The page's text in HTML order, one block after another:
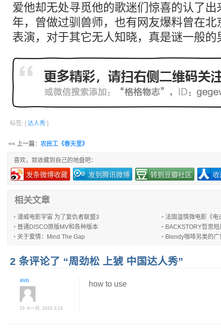
爱他却无处寻觅他的歌迷们惊喜的认了
年，曾做过驯兽师，也有网友爆料曾在
表演，对于其它无人知晓，真是谜一般的
标签: [ 达人秀 ]
<< 上一篇： 农民工《春天里》
喜欢，就收藏到自己的地盘吧：
发条微博收藏 发到腾讯微博 转到豆瓣社区
相关文章
漫威电影宇宙 为了复仇者联盟3
法国温情微电影《
普通DISCO原版MV和各种版本
BACKSTORY哲思
关于爱情：Mind The Gap
Blendy咖啡另类的广
2 条评论了 “周劲松 上猇 中国达人秀”
AVG
15 十一月, 2010 3:14
how to use